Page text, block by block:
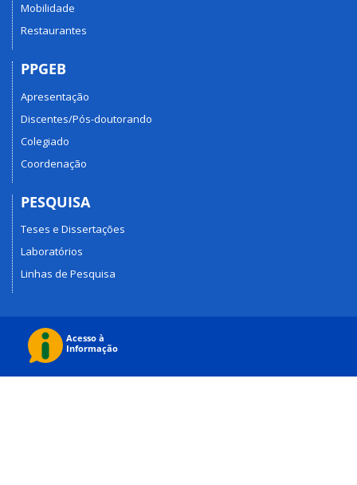
Mobilidade
Restaurantes
PPGEB
Apresentação
Discentes/Pós-doutorando
Colegiado
Coordenação
PESQUISA
Teses e Dissertações
Laboratórios
Linhas de Pesquisa